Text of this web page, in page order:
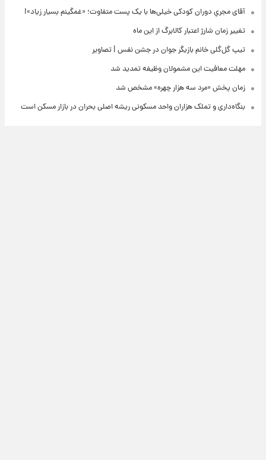
آقای مجریِ دوران کودکی خیلی‌ها با یک پست متفاوت؛ «غمگینم بسیار زیاد»!
تغییر زمان شارژ اعتبار کالابرگ از این ماه
تیپ گل‌گلی خانم بازیگر جوان در جشن نفس | تصاویر
مهلت معافیت این مشمولان وظیفه تمدید شد
زمان پخش «مرد سه هزار چهره» مشخص شد
بنگاه‌داری و تملک هزاران واحد مسکونی ریشه اصلی بحران در بازار مسکن است